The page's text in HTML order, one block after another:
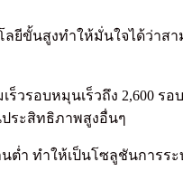
ยีขั้นสูงทำให้มั่นใจได้ว่าส
รอบหมุนเร็วถึง 2,600 รอ
ระสิทธิภาพสูงอื่นๆ
นต่ำ ทำให้เป็นโซลูชันการ